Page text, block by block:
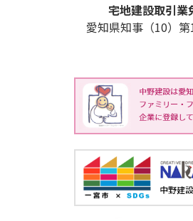
宅地建設取引業
愛知県知事（10）